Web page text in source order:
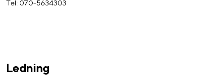
Tel: 070-5634303
Ledning